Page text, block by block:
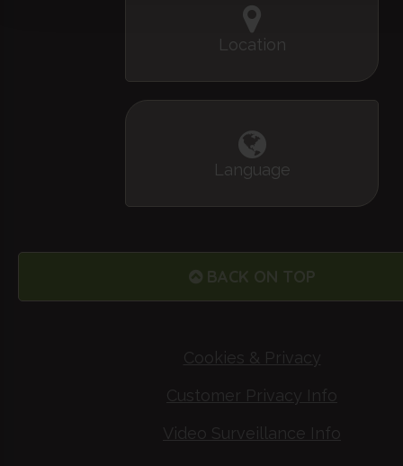
Location
Language
BACK ON TOP
Cookies & Privacy
Customer Privacy Info
Video Surveillance Info